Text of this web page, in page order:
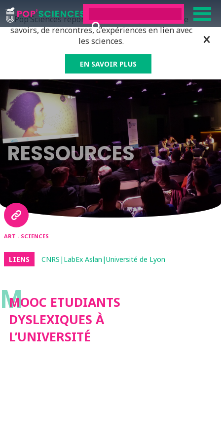
Pop’Sciences répond à tous ceux qui ont soif de
savoirs, de rencontres, d’expériences en lien avec
les sciences.
EN SAVOIR PLUS
RESSOURCES
ART - SCIENCES
LIENS CNRS|LabEx Aslan|Université de Lyon
M
MOOC ETUDIANTS
DYSLEXIQUES À
L’UNIVERSITÉ